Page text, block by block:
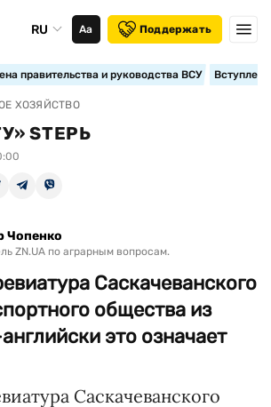
RU Аа Поддержать
правительства и руководства ВСУ
ХОЗЯЙСТВО
STEPЬ
Чопенко
ZN.UA по аграрным вопросам.
Саскачеванского
общества из
это означает
Саскачеванского